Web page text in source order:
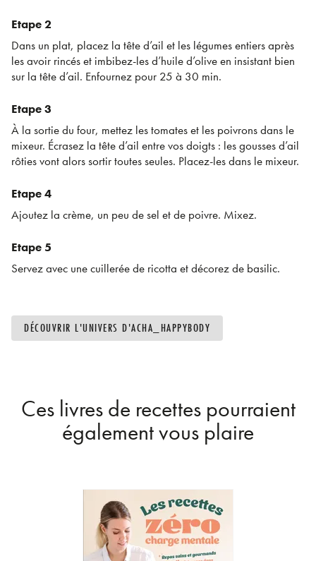
Etape 2
Dans un plat, placez la tête d’ail et les légumes entiers après
les avoir rincés et imbibez-les d’huile d’olive en insistant bien
sur la tête d’ail. Enfournez pour 25 à 30 min.
Etape 3
À la sortie du four, mettez les tomates et les poivrons dans le
mixeur. Écrasez la tête d’ail entre vos doigts : les gousses d’ail
rôties vont alors sortir toutes seules. Placez-les dans le mixeur.
Etape 4
Ajoutez la crème, un peu de sel et de poivre. Mixez.
Etape 5
Servez avec une cuillerée de ricotta et décorez de basilic.
DÉCOUVRIR L'UNIVERS D'ACHA_HAPPYBODY
Ces livres de recettes pourraient
également vous plaire